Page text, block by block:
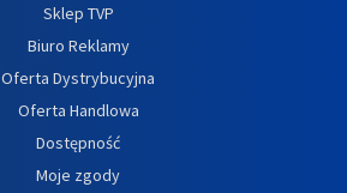
Sklep TVP
Biuro Reklamy
Oferta Dystrybucyjna
Oferta Handlowa
Dostępność
Moje zgody